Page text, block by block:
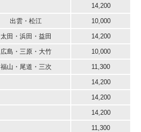
14,200
出雲・松江 10,000
太田・浜田・益田 14,200
広島・三原・大竹 10,000
福山・尾道・三次 11,300
14,200
14,200
14,200
11,300